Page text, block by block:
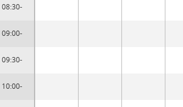
08:30-
09:00-
09:30-
10:00-